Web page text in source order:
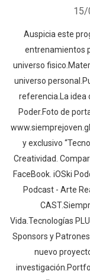
15/
Auspicia este
entrenamientos
universo
universo
referencia.La idea
Poder.Foto de
y exclusivo
Creatividad.
FaceBook. iOSki
Podcast - Arte
Vida.Tecnologías
Sponsors y
nuevo